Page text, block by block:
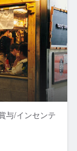
与/インセンテ